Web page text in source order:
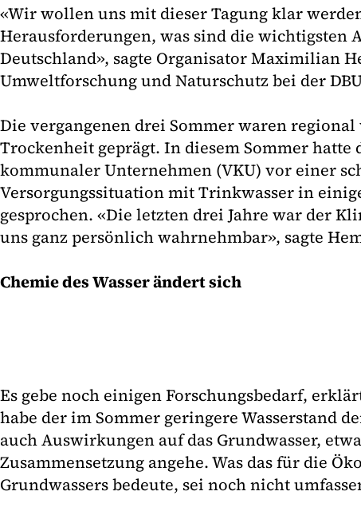
«Wir wollen uns mit dieser Tagung klar
Herausforderungen, was sind die wichtigsten
Deutschland», sagte Organisator Maximilian
Umweltforschung und Naturschutz bei der
Die vergangenen drei Sommer waren
Trockenheit geprägt. In diesem Sommer hatte
kommunaler Unternehmen (VKU) vor einer
Versorgungssituation mit Trinkwasser in
gesprochen. «Die letzten drei Jahre war der
uns ganz persönlich wahrnehmbar», sagte
Chemie des Wasser ändert sich
Es gebe noch einigen Forschungsbedarf,
habe der im Sommer geringere Wasserstand
auch Auswirkungen auf das Grundwasser,
Zusammensetzung angehe. Was das für die
Grundwassers bedeute, sei noch nicht